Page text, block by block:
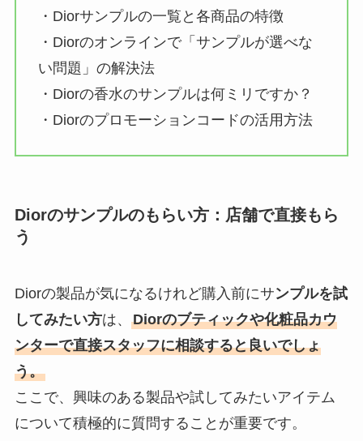
・Diorサンプルの一覧と各商品の特徴
・Diorのオンラインで「サンプルが選べな
い問題」の解決法
・Diorの香水のサンプルは何ミリですか？
・Diorのプロモーションコードの活用方法
Diorのサンプルのもらい方：店舗で直接もら
う
Diorの製品が気になるけれど購入前にサンプルを試
してみたい方は、 Diorのブティックや化粧品カウ
ンターで直接スタッフに相談すると良いでしょ
う。
ここで、興味のある製品や試してみたいアイテム
について積極的に質問することが重要です。